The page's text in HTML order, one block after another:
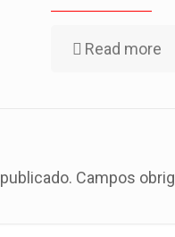
Read more
Campos